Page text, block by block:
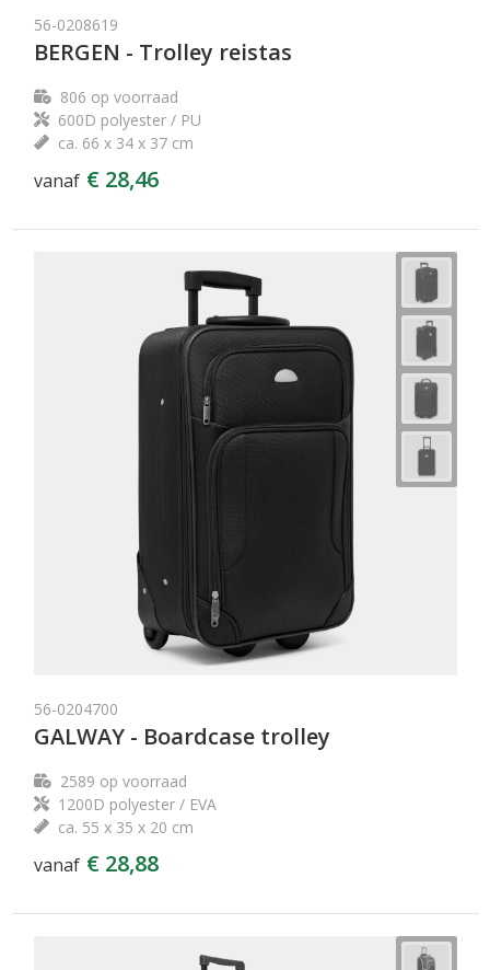
56-0208619
BERGEN - Trolley reistas
806 op voorraad
600D polyester / PU
ca. 66 x 34 x 37 cm
vanaf € 28,46
56-0204700
GALWAY - Boardcase trolley
2589 op voorraad
1200D polyester / EVA
ca. 55 x 35 x 20 cm
vanaf € 28,88